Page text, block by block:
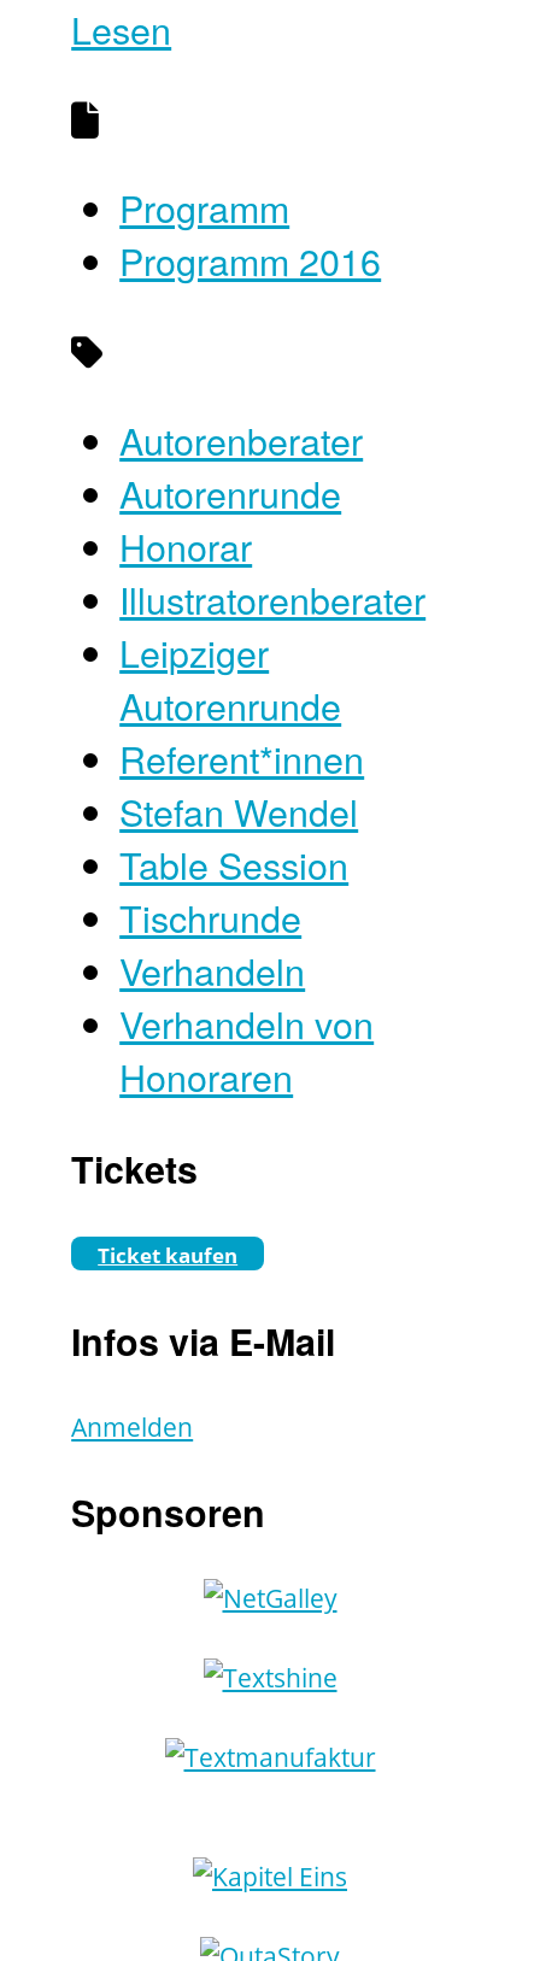
Lesen
Programm
Programm 2016
Autorenberater
Autorenrunde
Honorar
Illustratorenberater
Leipziger
Autorenrunde
Referent*innen
Stefan Wendel
Table Session
Tischrunde
Verhandeln
Verhandeln von
Honoraren
Tickets
Ticket kaufen
Infos via E-Mail
Anmelden
Sponsoren